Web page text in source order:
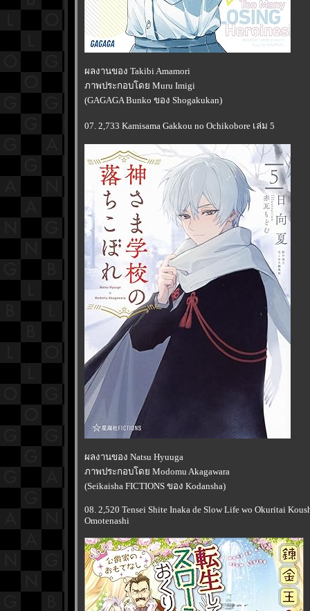
ผลงานของ Takibi Amamori
ภาพประกอบโดย Muru Imigi
(GAGAGA Bunko ของ Shogakukan)
07. 2,733 Kamisama Gakkou no Ochikobore เล่ม 5
ผลงานของ Natsu Hyuuga
ภาพประกอบโดย Modomu Akagawara
(Seikaisha FICTIONS ของ Kodansha)
08. 2,520 Tensei Shite Inaka de Slow Life wo Okuritai
Omotenashi